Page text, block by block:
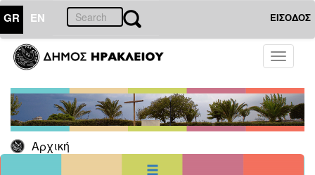
GR EN ΕΙΣΟΔΟΣ
Toggle
Αρχική
08
Ιούλιος
2026
Κυρ Τρι Τετ Πεμ Παρ Σαβ
1 2 3
4
5
12
13 14 15 16 17
18
25